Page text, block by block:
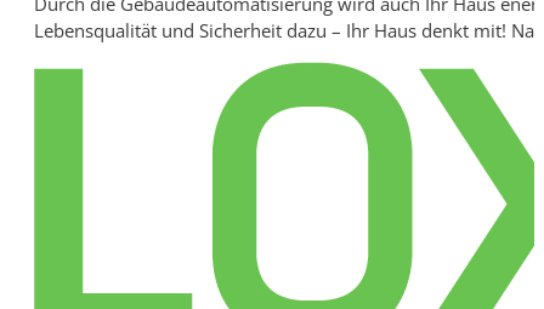
Lebensqualität und Sicherheit dazu – Ihr Haus denkt mit!